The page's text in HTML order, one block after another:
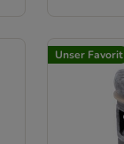
Unser Favorit